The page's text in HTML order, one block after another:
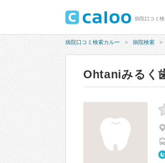
病院口コミ
病院口コミ検索カルー 病院検索
Ohtaniみるく